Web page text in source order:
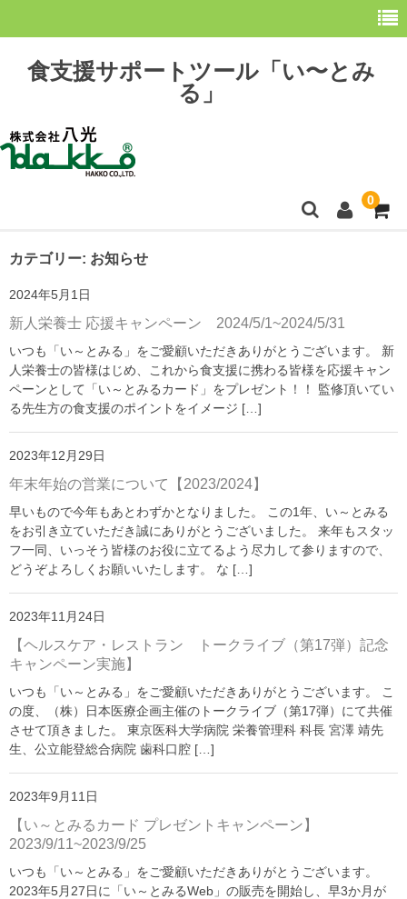
食支援サポートツール「い〜とみ
る」
0
ホーム
最新情報
購 入
操作方法
「い〜とみるワーク」
よくある質問
ダウンロード
お問い合わせ
カテゴリー: お知らせ
2024年5月1日
新人栄養士 応援キャンペーン 2024/5/1~2024/5/31
いつも「い～とみる」をご愛顧いただきありがとうございます。 新
人栄養士の皆様はじめ、これから食支援に携わる皆様を応援キャン
ペーンとして「い～とみるカード」をプレゼント！！ 監修頂いてい
る先生方の食支援のポイントをイメージ […]
2023年12月29日
年末年始の営業について【2023/2024】
早いもので今年もあとわずかとなりました。 この1年、い～とみる
をお引き立ていただき誠にありがとうございました。 来年もスタッ
フ一同、いっそう皆様のお役に立てるよう尽力して参りますので、
どうぞよろしくお願いいたします。 な […]
2023年11月24日
【ヘルスケア・レストラン トークライブ（第17弾）記念
キャンペーン実施】
いつも「い～とみる」をご愛顧いただきありがとうございます。 こ
の度、（株）日本医療企画主催のトークライブ（第17弾）にて共催
させて頂きました。 東京医科大学病院 栄養管理科 科長 宮澤 靖先
生、公立能登総合病院 歯科口腔 […]
2023年9月11日
【い～とみるカード プレゼントキャンペーン】
2023/9/11~2023/9/25
いつも「い～とみる」をご愛顧いただきありがとうございます。
2023年5月27日に「い～とみるWeb」の販売を開始し、早3か月が